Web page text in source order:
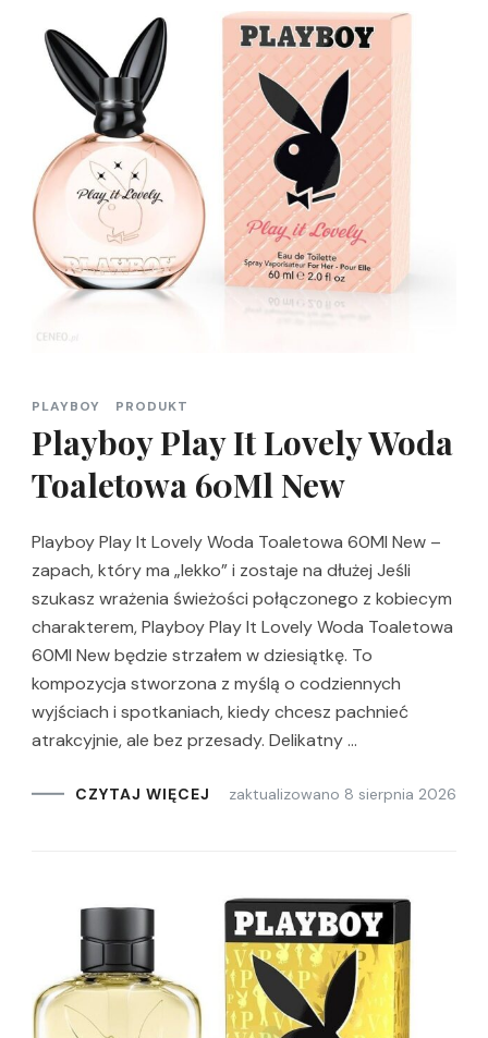
PLAYBOY PRODUKT
Playboy Play It Lovely Woda
Toaletowa 60Ml New
Playboy Play It Lovely Woda Toaletowa 60Ml New –
zapach, który ma „lekko” i zostaje na dłużej Jeśli
szukasz wrażenia świeżości połączonego z kobiecym
charakterem, Playboy Play It Lovely Woda Toaletowa
60Ml New będzie strzałem w dziesiątkę. To
kompozycja stworzona z myślą o codziennych
wyjściach i spotkaniach, kiedy chcesz pachnieć
atrakcyjnie, ale bez przesady. Delikatny …
CZYTAJ WIĘCEJ zaktualizowano 8 sierpnia 2026